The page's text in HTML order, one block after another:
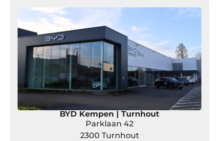
BYD Kempen | Turnhout
Parklaan 42
2300 Turnhout